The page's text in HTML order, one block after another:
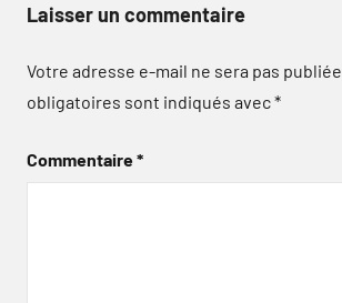
Laisser un commentaire
Votre adresse e-mail ne sera pas publiée.
obligatoires sont indiqués avec*
Commentaire*